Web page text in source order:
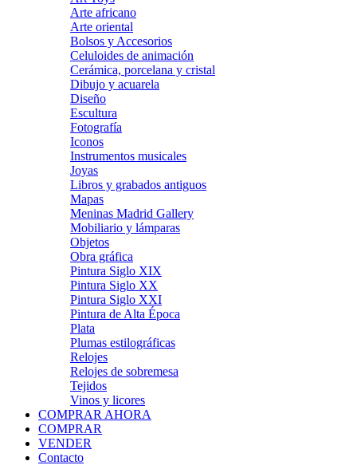
Arte africano
Arte oriental
Bolsos y Accesorios
Celuloides de animación
Cerámica, porcelana y cristal
Dibujo y acuarela
Diseño
Escultura
Fotografía
Iconos
Instrumentos musicales
Joyas
Libros y grabados antiguos
Mapas
Meninas Madrid Gallery
Mobiliario y lámparas
Objetos
Obra gráfica
Pintura Siglo XIX
Pintura Siglo XX
Pintura Siglo XXI
Pintura de Alta Época
Plata
Plumas estilográficas
Relojes
Relojes de sobremesa
Tejidos
Vinos y licores
COMPRAR AHORA
COMPRAR
VENDER
Contacto